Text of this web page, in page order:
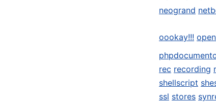
neogrand
oookay!!!
rec recording
shellscript
ssl stores